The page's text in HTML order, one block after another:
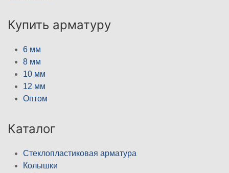
Купить арматуру
6 мм
8 мм
10 мм
12 мм
Оптом
Каталог
Стеклопластиковая арматура
Колышки